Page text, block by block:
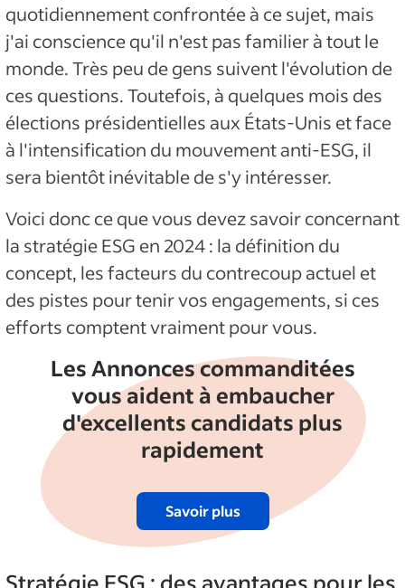
quotidiennement confrontée à ce sujet, mais
j'ai conscience qu'il n'est pas familier à tout le
monde. Très peu de gens suivent l'évolution de
ces questions. Toutefois, à quelques mois des
élections présidentielles aux États-Unis et face
à l'intensification du mouvement anti-ESG, il
sera bientôt inévitable de s'y intéresser.
Voici donc ce que vous devez savoir concernant
la stratégie ESG en 2024 : la définition du
concept, les facteurs du contrecoup actuel et
des pistes pour tenir vos engagements, si ces
efforts comptent vraiment pour vous.
Les Annonces commanditées
vous aident à embaucher
d'excellents candidats plus
rapidement
Savoir plus
Stratégie ESG : des avantages pour les